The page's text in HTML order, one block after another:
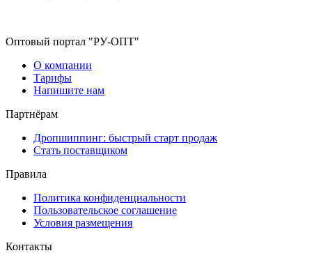
Оптовый портал "РУ-ОПТ"
О компании
Тарифы
Напишите нам
Партнёрам
Дропшиппинг: быстрый старт продаж
Стать поставщиком
Правила
Политика конфиденциальности
Пользовательское соглашение
Условия размещения
Контакты